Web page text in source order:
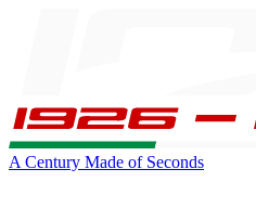
A Century Made of Seconds